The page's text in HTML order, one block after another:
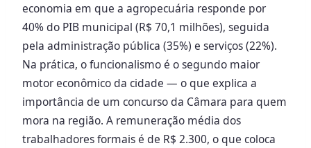
economia em que a agropecuária responde por
40% do PIB municipal (R$ 70,1 milhões), seguida
pela administração pública (35%) e serviços (22%).
Na prática, o funcionalismo é o segundo maior
motor econômico da cidade — o que explica a
importância de um concurso da Câmara para quem
mora na região. A remuneração média dos
trabalhadores formais é de R$ 2.300, o que coloca